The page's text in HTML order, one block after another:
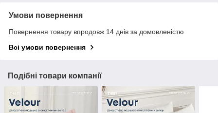
Умови повернення
Повернення товару впродовж 14 днів за домовленістю
Всі умови повернення
Подібні товари компанії